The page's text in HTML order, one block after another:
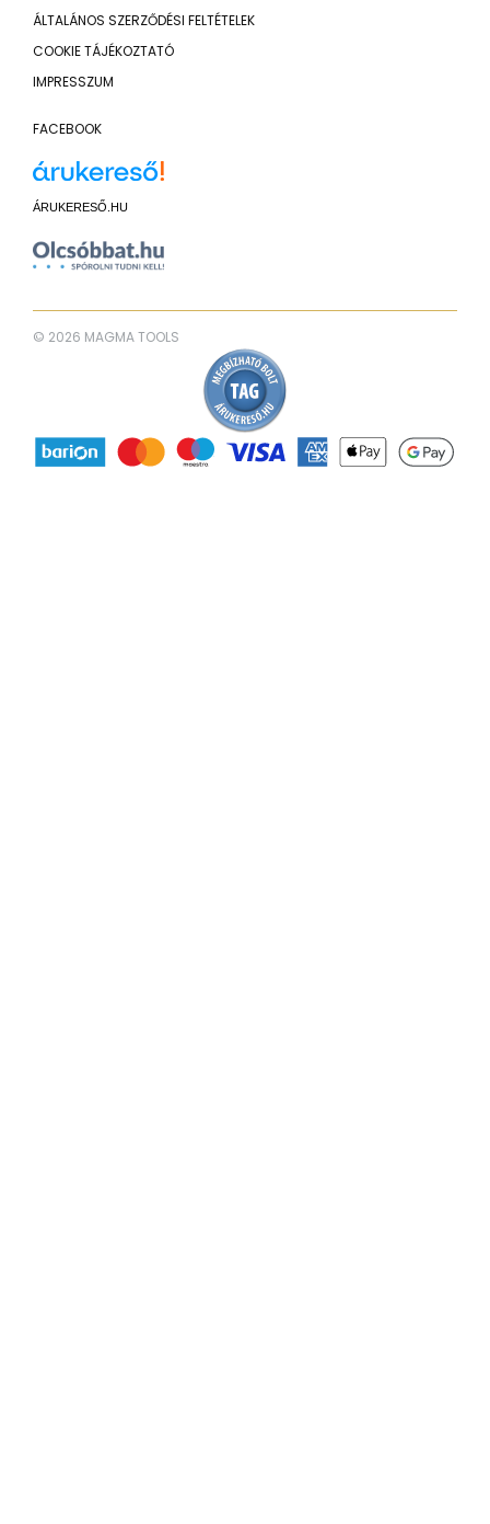
ÁLTALÁNOS SZERZŐDÉSI FELTÉTELEK
COOKIE TÁJÉKOZTATÓ
IMPRESSZUM
FACEBOOK
ÁRUKERESŐ.HU
© 2026 MAGMA TOOLS